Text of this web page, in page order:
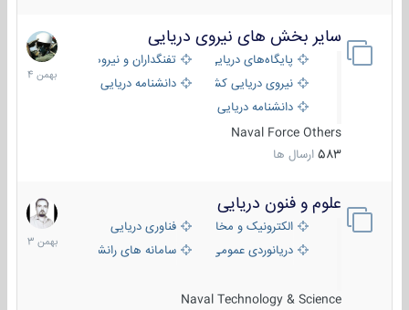
سایر بخش های نیروی دریایی
پایگاه‌های دریایی
تفنگداران و نیروهای ویژه‌ی دریایی
نیروی دریایی کشورهای مختلفدانشنامه دریایی
دانشنامه دریایی کپی
Naval Force Others
583 ارسال ها
22
بهمن
1404
علوم و فنون دریایی
الکترونیک و مخابرات دریاییفناوری دریایی
دریانوردی عمومی
سامانه های رانشی دریایی
Naval Technology & Science
6
بهمن
1403